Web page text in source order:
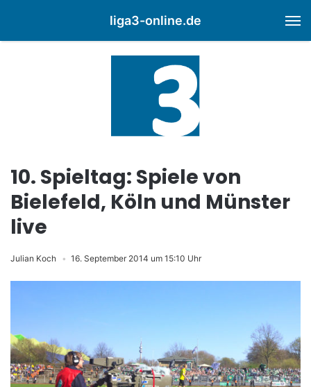
liga3-online.de
10. Spieltag: Spiele von
Bielefeld, Köln und Münster
live
Julian Koch 16. September 2014 um 15:10 Uhr